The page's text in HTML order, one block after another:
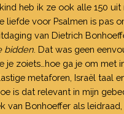
heb ik ze ook alle 150
liefde voor Psalmen is pas
van Dietrich
bidden . Dat was geen
je zoiets…hoe ga je om met
metaforen, Israël taal
is dat relevant in mijn
van Bonhoeffer als